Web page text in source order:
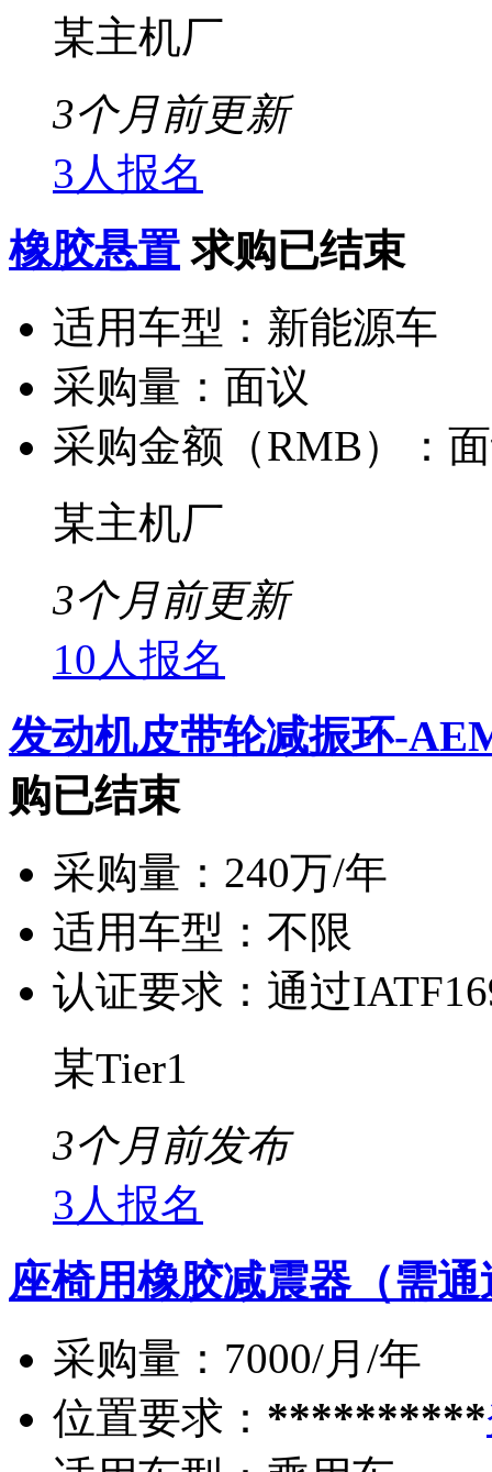
某主机厂
3个月前更新
3人报名
橡胶悬置 求购已结束
适用车型： 新能源车
采购量： 面议
采购金额（RMB）：
某主机厂
3个月前更新
10人报名
发动机皮带轮减振环-
购已结束
采购量： 240万/年
适用车型： 不限
认证要求： 通过
某Tier1
3个月前发布
3人报名
座椅用橡胶减震器（需
采购量： 7000/月/年
位置要求： **********